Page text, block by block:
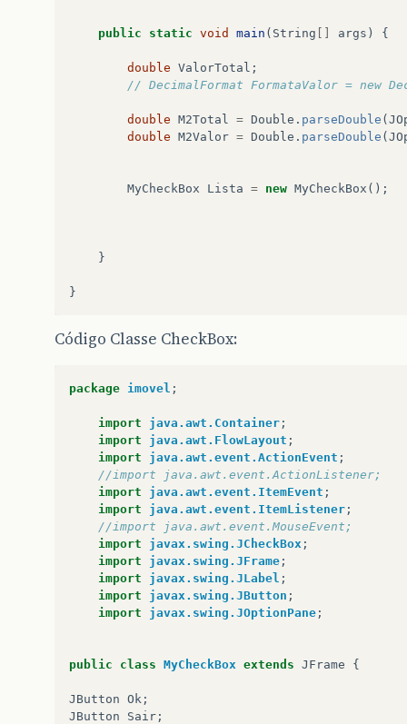
public static void main ( String args ) {
double ValorTotal ;
// DecimalFormat FormataValor = new
double M2Total = Double . parseDouble (
double M2Valor = Double . parseDouble (
MyCheckBox Lista = new MyCheckBox ();
}
}
Código Classe CheckBox:
package imovel ;
import java.awt.Container ;
import
java.awt.FlowLayout ;
import
java.awt.event.ActionEvent ;
//import java.awt.event.ActionListener;
import
java.awt.event.ItemEvent ;
import
java.awt.event.ItemListener ;
//import java.awt.event.MouseEvent;
import
javax.swing.JCheckBox ;
import
javax.swing.JFrame ;
import
javax.swing.JLabel ;
import
javax.swing.JButton ;
import
javax.swing.JOptionPane ;
public class MyCheckBox extends JFrame {
JButton Ok ;
JButton
Sair ;